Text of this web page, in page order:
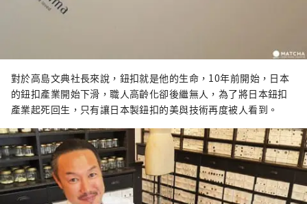
對於高島文典社長來說，鈕扣就是他的生命，10年前開始，日本
的鈕扣產業開始下滑，職人高齡化卻後繼無人，為了將日本鈕扣
產業起死回生，只有讓日本製鈕扣的美與技術再度被人看到。